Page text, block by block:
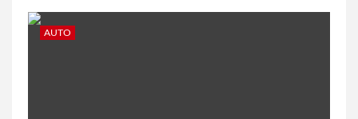
AUTO